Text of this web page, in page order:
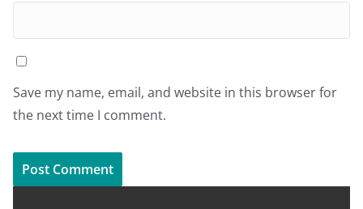
Save my name, email, and website in this browser for
the next time I comment.